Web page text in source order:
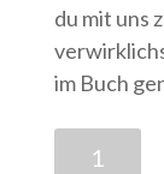
du mit uns
im Buch